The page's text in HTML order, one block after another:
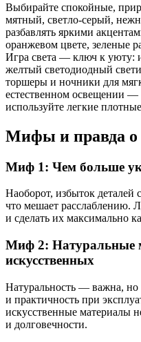
Выбирайте спокойные,
мятный, светло-серый,
разбавлять яркими
оранжевом цвете, зеленые
Игра света — ключ к уюту:
желтый светодиодный
торшеры и ночники для
естественном освещении —
используйте легкие
Мифы и правда о
Миф 1: Чем больше
Наоборот, избыток деталей
что мешает расслаблению.
и сделать их максимально
Миф 2: Натуральные
искусственных
Натуральность — важна, но
и практичность при
искусственные материалы
и долговечности.